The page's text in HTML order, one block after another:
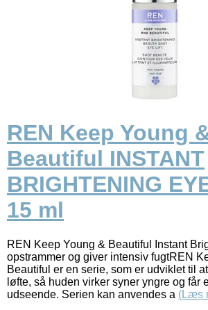
REN Keep Young
Beautiful INSTANT
BRIGHTENING
15 ml
REN Keep Young & Beautiful Instant
opstrammer og giver intensiv fugtREN
Beautiful er en serie, som er udviklet til
løfte, så huden virker syner yngre og får
udseende. Serien kan anvendes a (Læs